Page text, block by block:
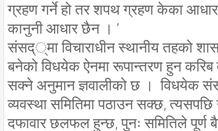
ग्रहण गर्ने हो तर शपथ ग्रहण केका
कानुनी आधार छैन । ’
संसद््मा विचाराधीन स्थानीय तहको
बनेको विधयेक ऐनमा रूपान्तरण हुन करिब
सक्ने अनुमान ज्ञवालीको छ । विधयेक
व्यवस्था समितिमा पठाउन सक्छ, त्यसपछि
दफावार छलफल हुन्छ, पुनः समितिले पूर्ण